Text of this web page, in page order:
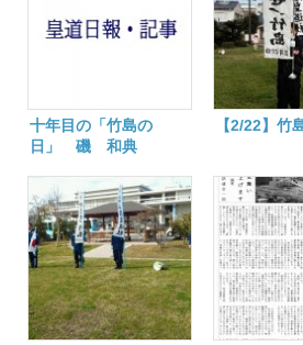
十年目の「竹島の
日」 磯 和典
【2/22】竹